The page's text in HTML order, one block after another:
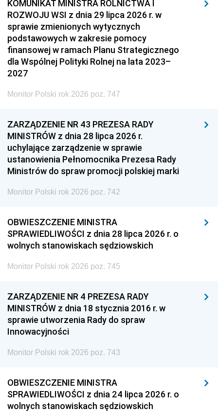
KOMUNIKAT MINISTRA ROLNICTWA I
ROZWOJU WSI z dnia 29 lipca 2026 r. w
sprawie zmienionych wytycznych
podstawowych w zakresie pomocy
finansowej w ramach Planu Strategicznego
dla Wspólnej Polityki Rolnej na lata 2023–
2027
Monitor Polski rok 2026 poz. 747
ZARZĄDZENIE NR 43 PREZESA RADY
MINISTRÓW z dnia 28 lipca 2026 r.
uchylające zarządzenie w sprawie
ustanowienia Pełnomocnika Prezesa Rady
Ministrów do spraw promocji polskiej marki
Monitor Polski rok 2026 poz. 742
OBWIESZCZENIE MINISTRA
SPRAWIEDLIWOŚCI z dnia 28 lipca 2026 r. o
wolnych stanowiskach sędziowskich
Monitor Polski rok 2026 poz. 745
ZARZĄDZENIE NR 4 PREZESA RADY
MINISTRÓW z dnia 18 stycznia 2016 r. w
sprawie utworzenia Rady do spraw
Innowacyjności
Monitor Polski rok 2026 poz. 743
OBWIESZCZENIE MINISTRA
SPRAWIEDLIWOŚCI z dnia 24 lipca 2026 r. o
wolnych stanowiskach sędziowskich